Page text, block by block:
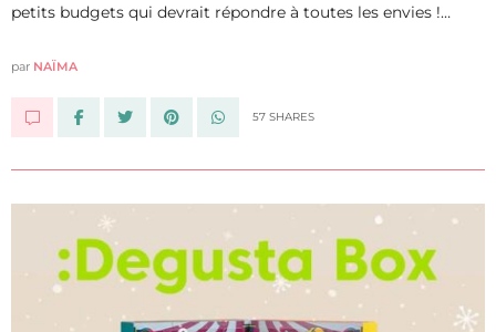
petits budgets qui devrait répondre à toutes les envies !…
par NAÏMA
57 SHARES